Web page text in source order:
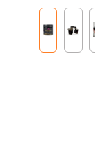
Bildergalerie